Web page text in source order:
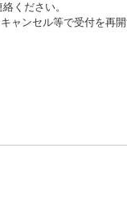
ください。
ャンセル等で受付を再開